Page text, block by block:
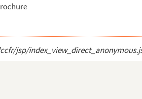
jsp/